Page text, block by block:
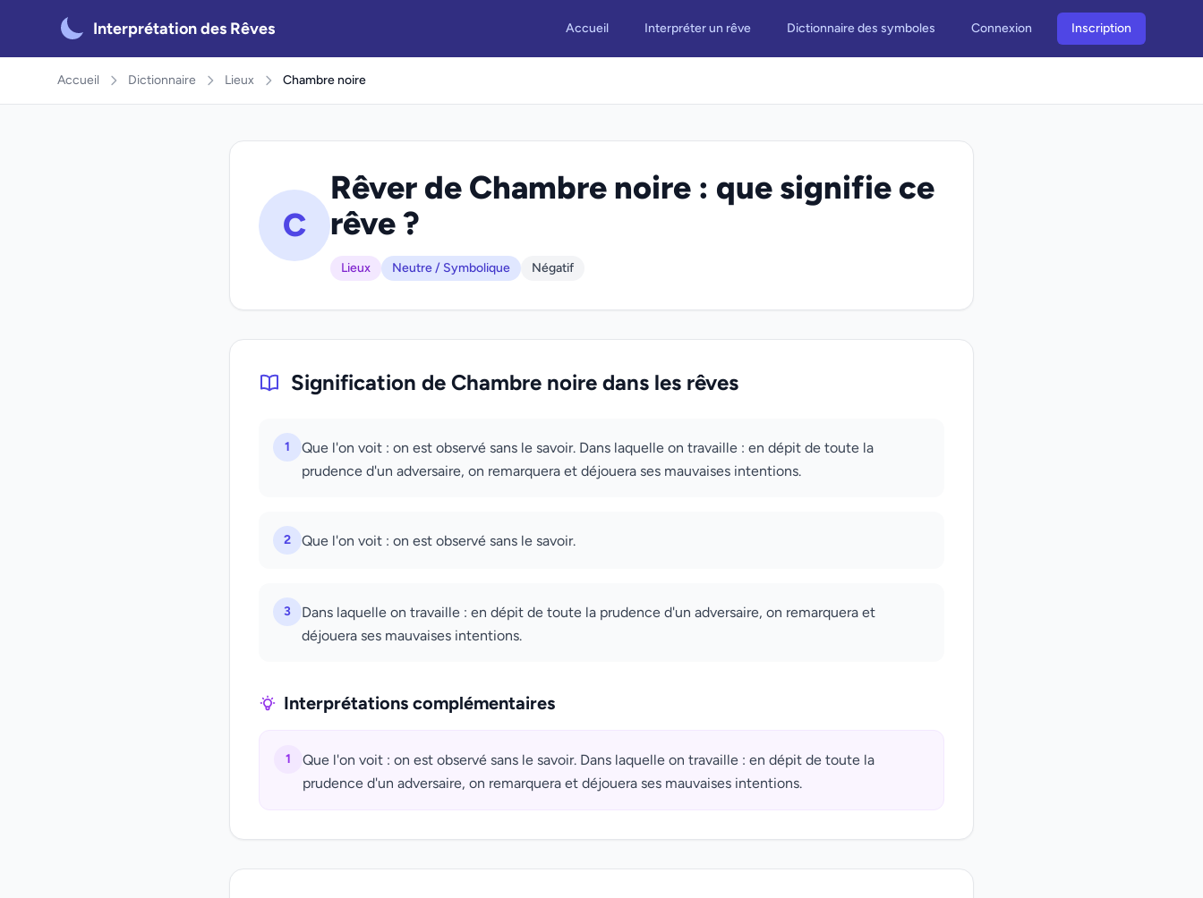
Interprétation des Rêves Accueil Interpréter un rêve Dictionnaire des symboles Connexion Inscription
Accueil Dictionnaire Lieux Chambre noire
C
Rêver de Chambre noire : que signifie ce
rêve ?
Lieux Neutre / Symbolique Négatif
Signification de Chambre noire dans les rêves
1
Que l'on voit : on est observé sans le savoir. Dans laquelle on travaille : en dépit de toute la
prudence d'un adversaire, on remarquera et déjouera ses mauvaises intentions.
2 Que l'on voit : on est observé sans le savoir.
3
Dans laquelle on travaille : en dépit de toute la prudence d'un adversaire, on remarquera et
déjouera ses mauvaises intentions.
Interprétations complémentaires
1
Que l'on voit : on est observé sans le savoir. Dans laquelle on travaille : en dépit de toute la
prudence d'un adversaire, on remarquera et déjouera ses mauvaises intentions.